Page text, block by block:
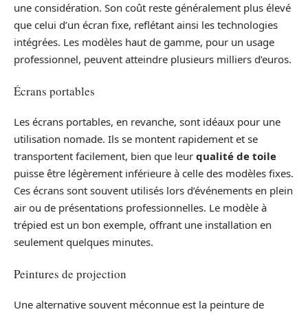
une considération. Son coût reste généralement plus élevé
que celui d’un écran fixe, reflétant ainsi les technologies
intégrées. Les modèles haut de gamme, pour un usage
professionnel, peuvent atteindre plusieurs milliers d’euros.
Écrans portables
Les écrans portables, en revanche, sont idéaux pour une
utilisation nomade. Ils se montent rapidement et se
transportent facilement, bien que leur qualité de toile
puisse être légèrement inférieure à celle des modèles fixes.
Ces écrans sont souvent utilisés lors d’événements en plein
air ou de présentations professionnelles. Le modèle à
trépied est un bon exemple, offrant une installation en
seulement quelques minutes.
Peintures de projection
Une alternative souvent méconnue est la peinture de